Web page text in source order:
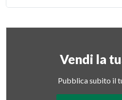
Vendi la
Pubblica subito il